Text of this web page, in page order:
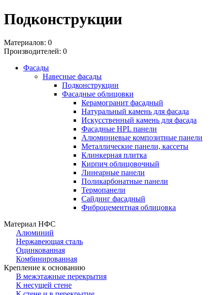
Подконструкции
Материалов: 0
Производителей: 0
Фасады
Навесные фасады
Подконструкции
Фасадные облицовки
Керамогранит фасадный
Натуральный камень для фасада
Искусственный камень для фасада
Фасадные HPL панели
Алюминиевые композитные панели
Металлические панели, кассеты
Клинкерная плитка
Кирпич облицовочный
Линеарные панели
Поликарбонатные панели
Термопанели
Сайдинг фасадный
Фиброцементная облицовка
Материал НФС
Алюминий
Нержавеющая сталь
Оцинкованная
Комбинированная
Крепление к основанию
В межэтажные перекрытия
К несущей стене